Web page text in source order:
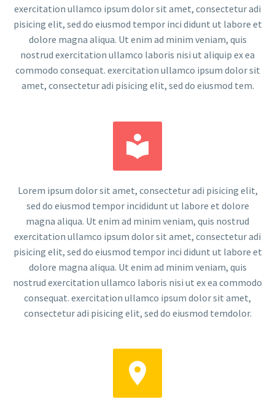
exercitation ullamco ipsum dolor sit amet, consectetur adi
pisicing elit, sed do eiusmod tempor inci didunt ut labore et
dolore magna aliqua. Ut enim ad minim veniam, quis
nostrud exercitation ullamco laboris nisi ut aliquip ex ea
commodo consequat. exercitation ullamco ipsum dolor sit
amet, consectetur adi pisicing elit, sed do eiusmod tem.


Lorem ipsum dolor sit amet, consectetur adi pisicing elit,
sed do eiusmod tempor incididunt ut labore et dolore
magna aliqua. Ut enim ad minim veniam, quis nostrud
exercitation ullamco ipsum dolor sit amet, consectetur adi
pisicing elit, sed do eiusmod tempor inci didunt ut labore et
dolore magna aliqua. Ut enim ad minim veniam, quis
nostrud exercitation ullamco laboris nisi ut ex ea commodo
consequat. exercitation ullamco ipsum dolor sit amet,
consectetur adi pisicing elit, sed do eiusmod temdolor.

